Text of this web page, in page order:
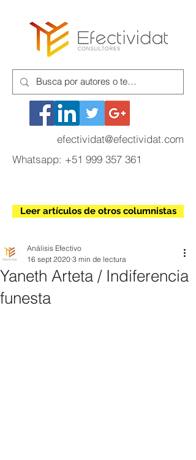
efectividat@efectividat.com
Whatsapp: +51 999 357 361
Leer artículos de otros columnistas
Yaneth Arteta / Indiferencia
funesta
Análisis Efectivo
16 sept 2020 3 min de lectura